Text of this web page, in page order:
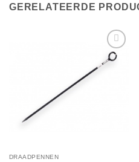
GERELATEERDE
Toevoegen
aan
verlanglijst
DRAADPENNEN